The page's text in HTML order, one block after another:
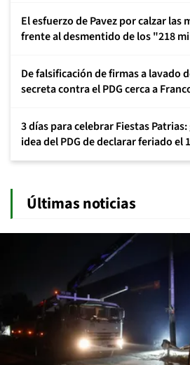
El esfuerzo de Pavez por calzar las
frente al desmentido de los "218
De falsificación de firmas a lavado
secreta contra el PDG cerca a
3 días para celebrar Fiestas
idea del PDG de declarar feriado el
Últimas noticias